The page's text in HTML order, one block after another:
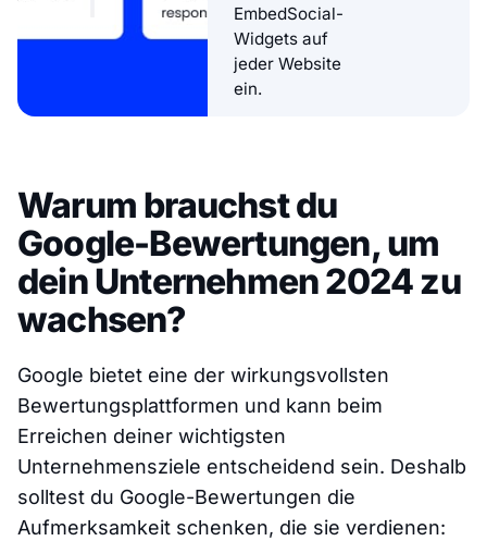
EmbedSocial-
Widgets auf
jeder Website
ein.
Warum brauchst du
Google-Bewertungen, um
dein Unternehmen 2024 zu
wachsen?
Google bietet eine der wirkungsvollsten
Bewertungsplattformen und kann beim
Erreichen deiner wichtigsten
Unternehmensziele entscheidend sein. Deshalb
solltest du Google-Bewertungen die
Aufmerksamkeit schenken, die sie verdienen: